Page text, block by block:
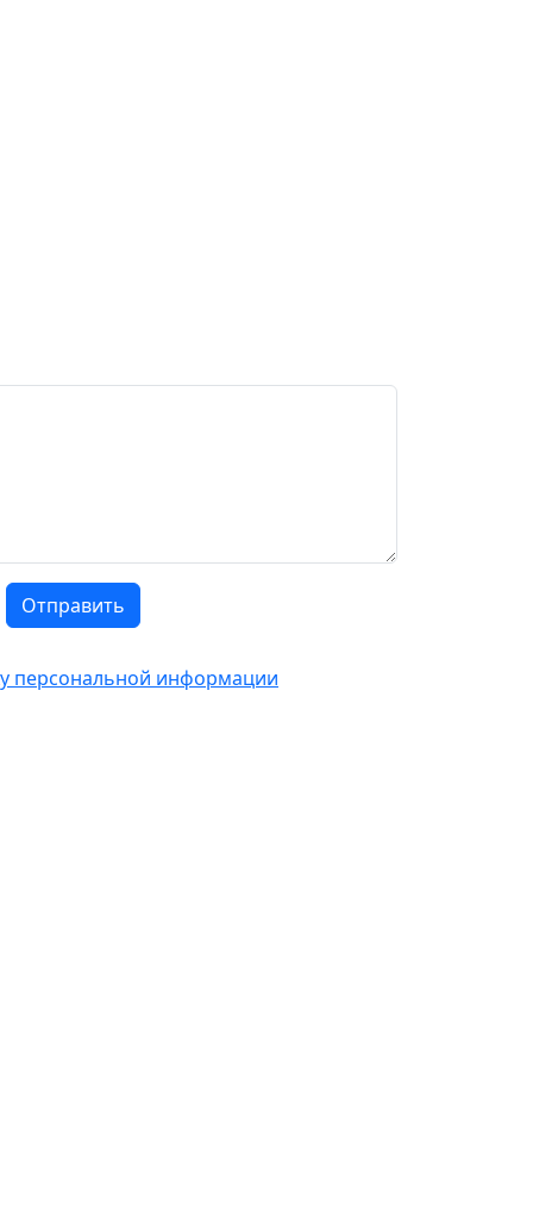
Отправить
персональной информации